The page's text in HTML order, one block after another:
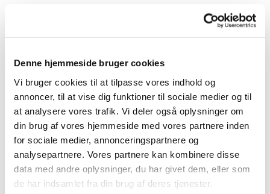
Denne hjemmeside bruger cookies
Vi bruger cookies til at tilpasse vores indhold og
annoncer, til at vise dig funktioner til sociale medier og til
at analysere vores trafik. Vi deler også oplysninger om
din brug af vores hjemmeside med vores partnere inden
for sociale medier, annonceringspartnere og
analysepartnere. Vores partnere kan kombinere disse
data med andre oplysninger, du har givet dem, eller som
de har indsamlet fra din brug af deres tjenester.
Du vil måske også kunne
lide...